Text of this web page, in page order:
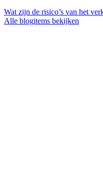
Wat zijn de risico’s van het
Alle blogitems bekijken